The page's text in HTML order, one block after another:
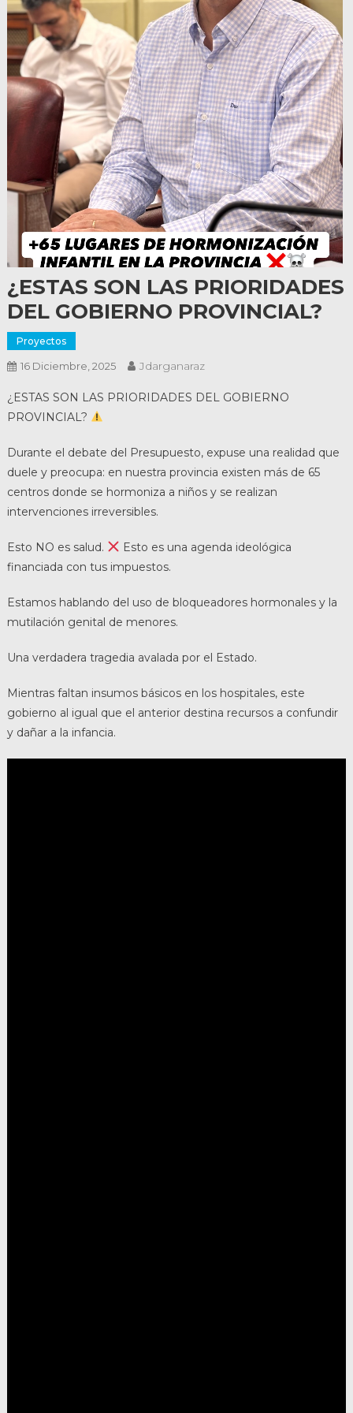
¿ESTAS SON LAS PRIORIDADES
DEL GOBIERNO PROVINCIAL?
Proyectos
16 Diciembre, 2025 Jdarganaraz
¿ESTAS SON LAS PRIORIDADES DEL GOBIERNO
PROVINCIAL?
Durante el debate del Presupuesto, expuse una realidad que
duele y preocupa: en nuestra provincia existen más de 65
centros donde se hormoniza a niños y se realizan
intervenciones irreversibles.
Esto NO es salud.
Esto es una agenda ideológica
financiada con tus impuestos.
Estamos hablando del uso de bloqueadores hormonales y la
mutilación genital de menores.
Una verdadera tragedia avalada por el Estado.
Mientras faltan insumos básicos en los hospitales, este
gobierno al igual que el anterior destina recursos a confundir
y dañar a la infancia.